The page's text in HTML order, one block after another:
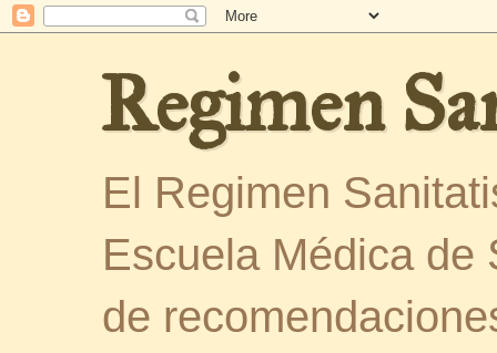
Regimen
El Regimen
Escuela Médica de
de